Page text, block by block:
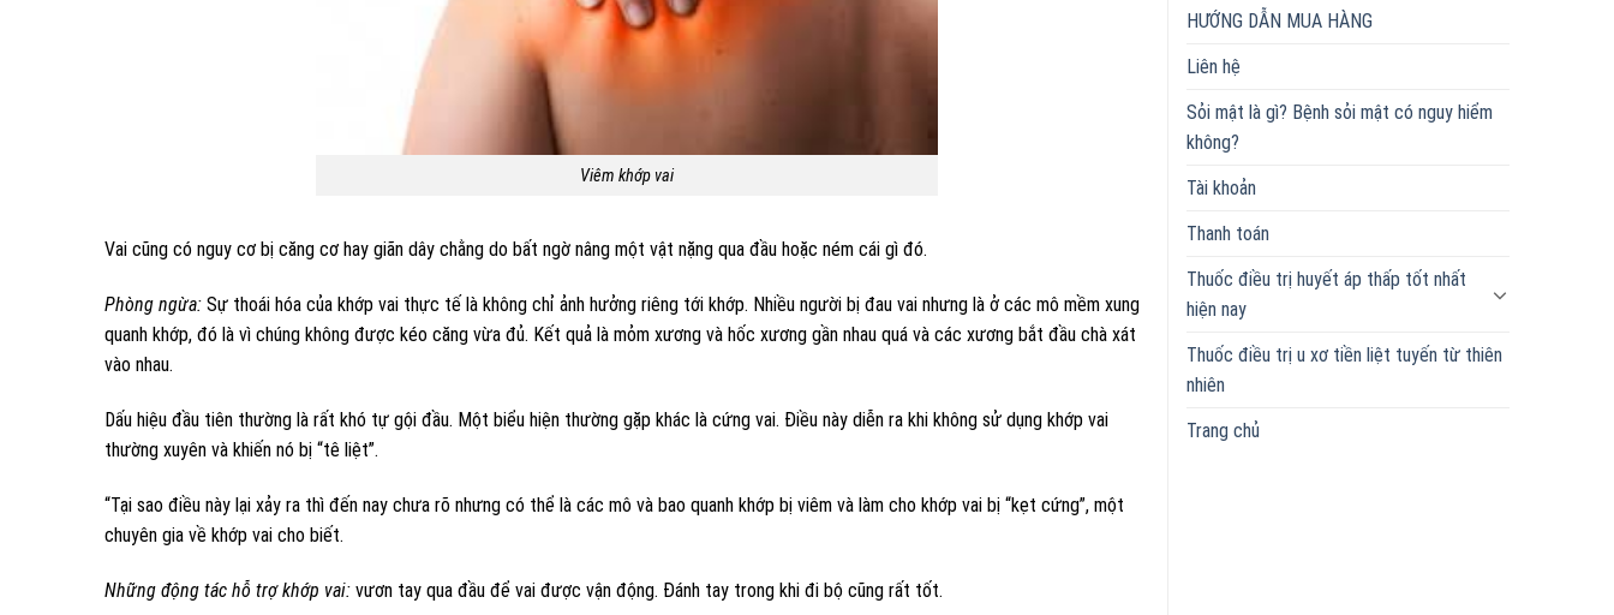
Viêm khớp vai
Vai cũng có nguy cơ bị căng cơ hay giãn dây chằng do bất ngờ nâng một vật nặng qua đầu hoặc ném cái gì đó.
Phòng ngừa: Sự thoái hóa của khớp vai thực tế là không chỉ ảnh hưởng riêng tới khớp. Nhiều người bị đau vai nhưng là ở các mô mềm xung
quanh khớp, đó là vì chúng không được kéo căng vừa đủ. Kết quả là mỏm xương và hốc xương gần nhau quá và các xương bắt đầu chà xát
vào nhau.
Dấu hiệu đầu tiên thường là rất khó tự gội đầu. Một biểu hiện thường gặp khác là cứng vai. Điều này diễn ra khi không sử dụng khớp vai
thường xuyên và khiến nó bị “tê liệt”.
“Tại sao điều này lại xảy ra thì đến nay chưa rõ nhưng có thể là các mô và bao quanh khớp bị viêm và làm cho khớp vai bị “kẹt cứng”, một
chuyên gia về khớp vai cho biết.
Những động tác hỗ trợ khớp vai: vươn tay qua đầu để vai được vận động. Đánh tay trong khi đi bộ cũng rất tốt.
HƯỚNG DẪN MUA HÀNG
Liên hệ
Sỏi mật là gì? Bệnh sỏi mật có nguy hiểm
không?
Tài khoản
Thanh toán
Thuốc điều trị huyết áp thấp tốt nhất
hiện nay
Thuốc điều trị u xơ tiền liệt tuyến từ thiên
nhiên
Trang chủ